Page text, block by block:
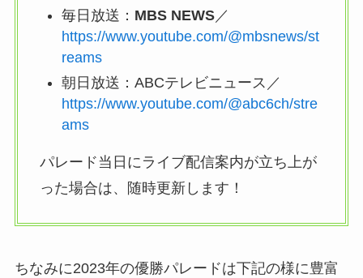
毎日放送： MBS NEWS／
https://www.youtube.com/@mbsnews/st
reams
朝日放送：ABCテレビニュース／
https://www.youtube.com/@abc6ch/stre
ams
パレード当日にライブ配信案内が立ち上が
った場合は、随時更新します！
ちなみに2023年の優勝パレードは下記の様に豊富